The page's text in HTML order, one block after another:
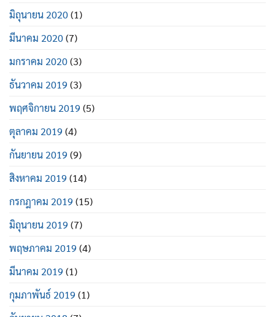
มิถุนายน 2020(1)
มีนาคม 2020(7)
มกราคม 2020(3)
ธันวาคม 2019 (3)
พฤศจิกายน 2019 (5)
ตุลาคม 2019 (4)
กันยายน 2019 (9)
สิงหาคม 2019 (14)
กรกฎาคม 2019 (15)
มิถุนายน 2019 (7)
พฤษภาคม 2019 (4)
มีนาคม 2019 (1)
กุมภาพันธ์ 2019 (1)